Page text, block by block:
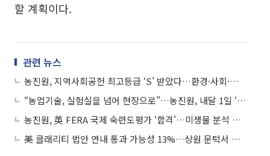
할 계획이다.
관련 뉴스
농진원, 지역사회공헌 최고등급 ‘S’ 받았다…환경·사회·지배구조(ESG) 경영 성과 인정
“농업기술, 실험실을 넘어 현장으로”…농진원, 내달 1일 ‘기술사업화 설명회’ 개최
농진원, 英 FERA 국제 숙련도평가 ‘합격’…미생물 분석 신뢰도 세계 인정
美 클래리티 법안 연내 통과 가능성 13%…상원 문턱서 제동